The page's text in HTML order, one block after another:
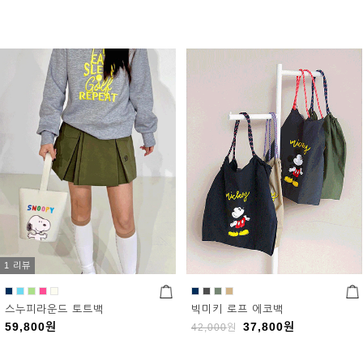
1 리뷰
스누피라운드 토트백
59,800원
빅미키 로프 에코백
42,000원 37,800원